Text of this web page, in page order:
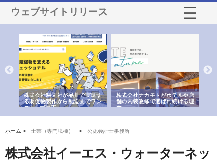
ウェブサイトリリース
株式会社耕文社が品川で実現す
る販促物製作から配送までワン
ストップ対応
株式会社ナカモトがホテルや店
舗の内装改修で選ばれ続ける理
由
ホーム >士業（専門職種） >公認会計士事務所
株式会社イーエス・ウォーターネッ